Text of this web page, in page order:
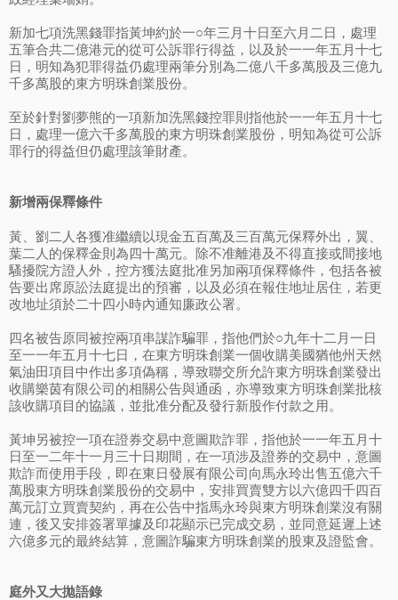
新加七項洗黑錢罪指黃坤約於一○年三月十日至六月二日，處理
五筆合共二億港元的從可公訴罪行得益，以及於一一年五月十七
日，明知為犯罪得益仍處理兩筆分別為二億八千多萬股及三億九
千多萬股的東方明珠創業股份。
至於針對劉夢熊的一項新加洗黑錢控罪則指他於一一年五月十七
日，處理一億六千多萬股的東方明珠創業股份，明知為從可公訴
罪行的得益但仍處理該筆財產。
新增兩保釋條件
黃、劉二人各獲准繼續以現金五百萬及三百萬元保釋外出，翼、
葉二人的保釋金則為四十萬元。除不准離港及不得直接或間接地
騷擾院方證人外，控方獲法庭批准另加兩項保釋條件，包括各被
告要出席原訟法庭提出的預審，以及必須在報住地址居住，若更
改地址須於二十四小時內通知廉政公署。
四名被告原同被控兩項串謀詐騙罪，指他們於○九年十二月一日
至一一年五月十七日，在東方明珠創業一個收購美國猶他州天然
氣油田項目中作出多項偽稱，導致聯交所允許東方明珠創業發出
收購樂茵有限公司的相關公告與通函，亦導致東方明珠創業批核
該收購項目的協議，並批准分配及發行新股作付款之用。
黃坤另被控一項在證券交易中意圖欺詐罪，指他於一一年五月十
日至一二年十一月三十日期間，在一項涉及證券的交易中，意圖
欺詐而使用手段，即在東日發展有限公司向馬永玲出售五億六千
萬股東方明珠創業股份的交易中，安排買賣雙方以六億四千四百
萬元訂立買賣契約，再在公告中指馬永玲與東方明珠創業沒有關
連，後又安排簽署單據及印花顯示已完成交易，並同意延遲上述
六億多元的最終結算，意圖詐騙東方明珠創業的股東及證監會。
庭外又大拋語錄